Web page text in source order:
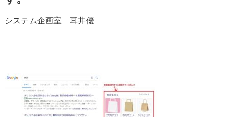
システム企画室 耳井優